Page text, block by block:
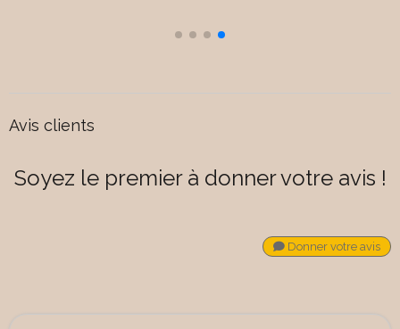
Avis clients
Soyez le premier à donner votre avis !
Donner votre avis